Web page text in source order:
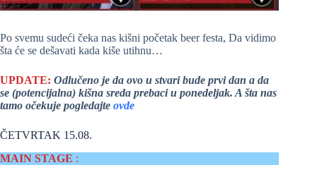
Po svemu sudeći čeka nas kišni početak beer festa, Da vidimo
šta će se dešavati kada kiše utihnu…
UPDATE: Odlučeno je da ovo u stvari bude prvi dan a da
se (potencijalna) kišna sreda prebaci u ponedeljak. A šta nas
tamo očekuje pogledajte ovde
ČETVRTAK 15.08.
MAIN STAGE :